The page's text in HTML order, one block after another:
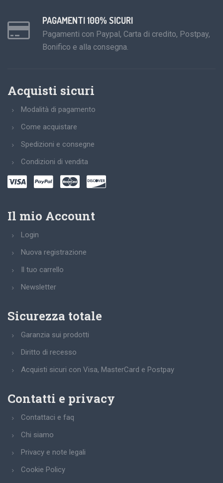
PAGAMENTI 100% SICURI
Pagamenti con Paypal, Carta di credito, Postpay,
Bonifico e alla consegna.
Acquisti sicuri
Modalità di pagamento
Come acquistare
Spedizioni e consegne
Condizioni di vendita
Il mio Account
Login
Nuova registrazione
Il tuo carrello
Newsletter
Sicurezza totale
Garanzia sui prodotti
Diritto di recesso
Acquisti sicuri con Visa, MasterCard e Postpay
Contatti e privacy
Contattaci e faq
Chi siamo
Privacy e note legali
Cookie Policy